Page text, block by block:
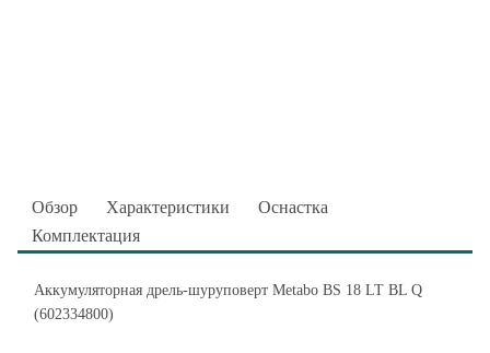
Обзор Характеристики
Оснастка
Комплектация
Аккумуляторная дрель-шуруповерт Metabo BS 18 LT BL Q
(602334800)